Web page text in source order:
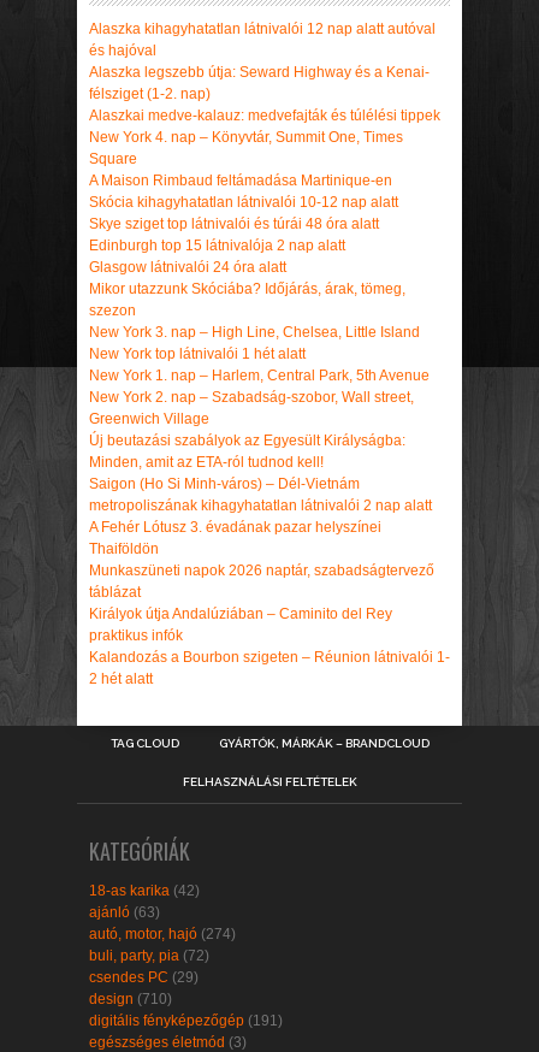
Alaszka kihagyhatatlan látnivalói 12 nap alatt autóval
és hajóval
Alaszka legszebb útja: Seward Highway és a Kenai-
félsziget (1-2. nap)
Alaszkai medve-kalauz: medvefajták és túlélési tippek
New York 4. nap – Könyvtár, Summit One, Times
Square
A Maison Rimbaud feltámadása Martinique-en
Skócia kihagyhatatlan látnivalói 10-12 nap alatt
Skye sziget top látnivalói és túrái 48 óra alatt
Edinburgh top 15 látnivalója 2 nap alatt
Glasgow látnivalói 24 óra alatt
Mikor utazzunk Skóciába? Időjárás, árak, tömeg,
szezon
New York 3. nap – High Line, Chelsea, Little Island
New York top látnivalói 1 hét alatt
New York 1. nap – Harlem, Central Park, 5th Avenue
New York 2. nap – Szabadság-szobor, Wall street,
Greenwich Village
Új beutazási szabályok az Egyesült Királyságba:
Minden, amit az ETA-ról tudnod kell!
Saigon (Ho Si Minh-város) – Dél-Vietnám
metropoliszának kihagyhatatlan látnivalói 2 nap alatt
A Fehér Lótusz 3. évadának pazar helyszínei
Thaiföldön
Munkaszüneti napok 2026 naptár, szabadságtervező
táblázat
Királyok útja Andalúziában – Caminito del Rey
praktikus infók
Kalandozás a Bourbon szigeten – Réunion látnivalói 1-
2 hét alatt
TAG CLOUD GYÁRTÓK, MÁRKÁK – BRANDCLOUD
FELHASZNÁLÁSI FELTÉTELEK
KATEGÓRIÁK
18-as karika (42)
ajánló (63)
autó, motor, hajó (274)
buli, party, pia (72)
csendes PC (29)
design (710)
digitális fényképezőgép (191)
egészséges életmód (3)